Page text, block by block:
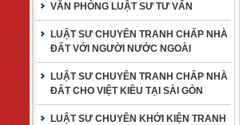
VĂN PHÒNG LUẬT SƯ TƯ VẤN
LUẬT SƯ CHUYÊN TRANH CHẤP NHÀ
ĐẤT VỚI NGƯỜI NƯỚC NGOÀI
LUẬT SƯ CHUYÊN TRANH CHẤP NHÀ
ĐẤT CHO VIỆT KIỀU TẠI SÀI GÒN
LUẬT SƯ CHUYÊN KHỞI KIỆN TRANH